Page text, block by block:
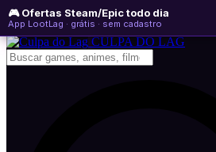
🎮 Ofertas Steam/Epic todo dia
App LootLag · grátis · sem cadastro
domingo, 09 de agosto de 2026 WhatsApp
Newsletter
CULPA DO LAG